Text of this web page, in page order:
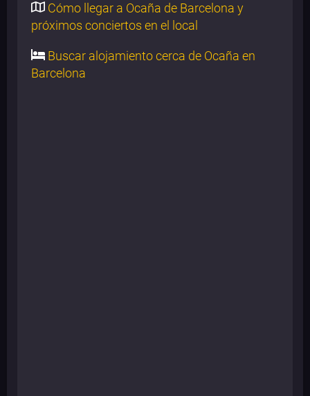
Cómo llegar a Ocaña de Barcelona y
próximos conciertos en el local
Buscar alojamiento cerca de Ocaña en
Barcelona